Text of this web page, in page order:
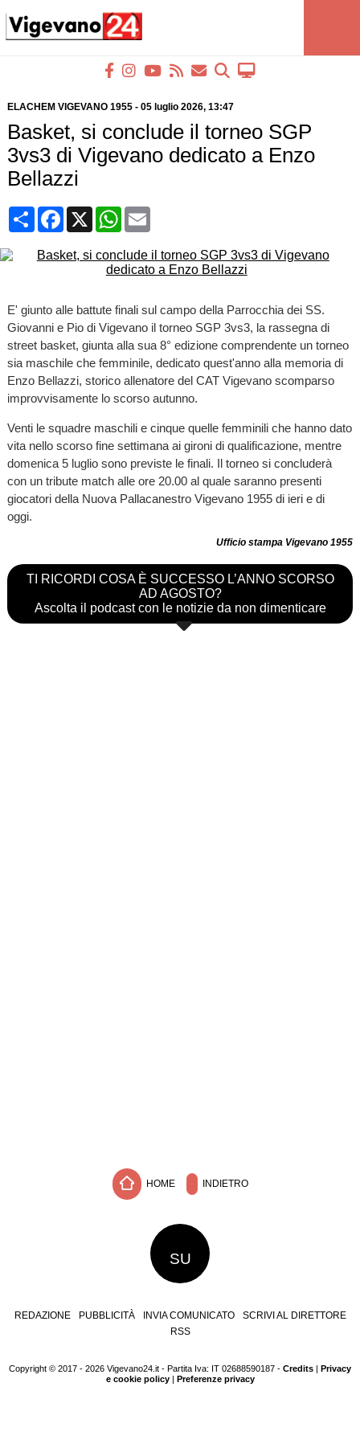
ELACHEM VIGEVANO 1955- 05 luglio 2026, 13:47
Basket, si conclude il torneo SGP
3vs3 di Vigevano dedicato a Enzo
Bellazzi
CondividiFacebook
X WhatsApp
Email
E' giunto alle battute finali sul campo della Parrocchia dei SS.
Giovanni e Pio di Vigevano il torneo SGP 3vs3, la rassegna di
street basket, giunta alla sua 8° edizione comprendente un torneo
sia maschile che femminile, dedicato quest'anno alla memoria di
Enzo Bellazzi, storico allenatore del CAT Vigevano scomparso
improvvisamente lo scorso autunno.
Venti le squadre maschili e cinque quelle femminili che hanno dato
vita nello scorso fine settimana ai gironi di qualificazione, mentre
domenica 5 luglio sono previste le finali. Il torneo si concluderà
con un tribute match alle ore 20.00 al quale saranno presenti
giocatori della Nuova Pallacanestro Vigevano 1955 di ieri e di
oggi.
Ufficio stampa Vigevano 1955
TI RICORDI COSA È SUCCESSO L’ANNO SCORSO
AD AGOSTO?
Ascolta il podcast con le notizie da non dimenticare
HOME INDIETRO
SU
REDAZIONE PUBBLICITÀ INVIA COMUNICATO
SCRIVI AL DIRETTORE
RSS
Copyright © 2017 - 2026 Vigevano24.it - Partita Iva: IT 02688590187 - Credits
Privacy
e cookie policy| Preferenze privacy